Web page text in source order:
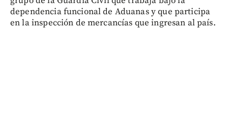
dependencia funcional de Aduanas y que participa
en la inspección de mercancías que ingresan al país.